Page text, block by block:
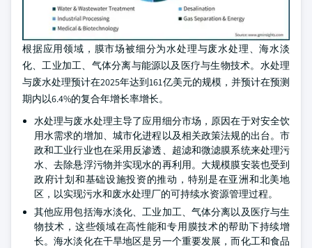
根据应用领域，膜市场被细分为水处理与废水处理、海水淡
化、工业加工、气体分离与能源以及医疗与生物技术。水处理
与废水处理预计在2025年达到161亿美元的规模，并预计在预测
期内以6.4%的复合年增长率增长。
水处理与废水处理主导了应用细分市场，原因在于对安全饮
用水需求的增加、城市化进程以及相关政策法规的出台。市
政和工业行业也在采用反渗透、超滤和微滤膜系统来处理污
水、去除悬浮污物并实现水的再利用。大规模膜安装也受到
政府计划和基础设施投资的推动，特别是在亚洲和北美地
区，以实现污水和废水处理厂的可持续水资源管理过程。
其他应用包括海水淡化、工业加工、气体分离以及医疗与生
物技术，这些领域在高性能和专用膜技术的帮助下持续增
长。海水淡化在干旱地区是另一个重要发展，而化工和食品